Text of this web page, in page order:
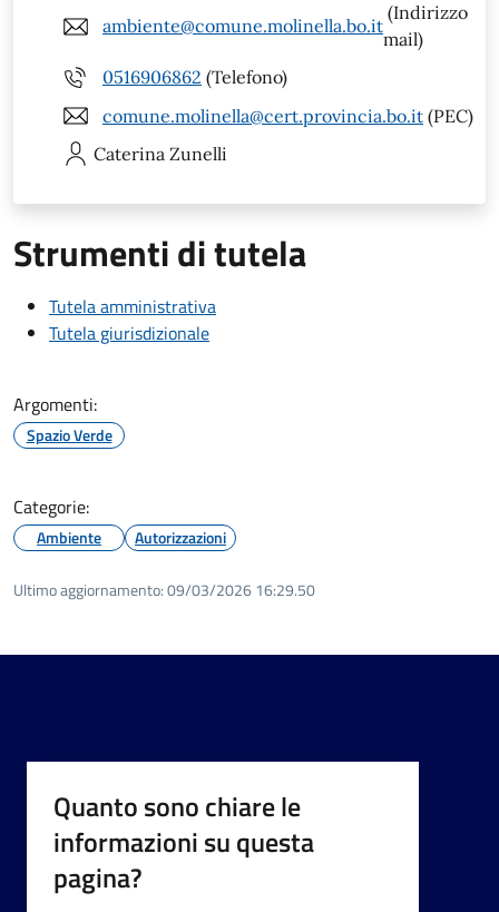
ambiente@comune.molinella.bo.it
(Indirizzo
mail)
0516906862 (Telefono)
comune.molinella@cert.provincia.bo.it (PEC)
Caterina Zunelli
Strumenti di tutela
Tutela amministrativa
Tutela giurisdizionale
Argomenti:
Spazio Verde
Categorie:
Ambiente Autorizzazioni
Ultimo aggiornamento:09/03/2026 16:29.50
Quanto sono chiare le
informazioni su questa
pagina?